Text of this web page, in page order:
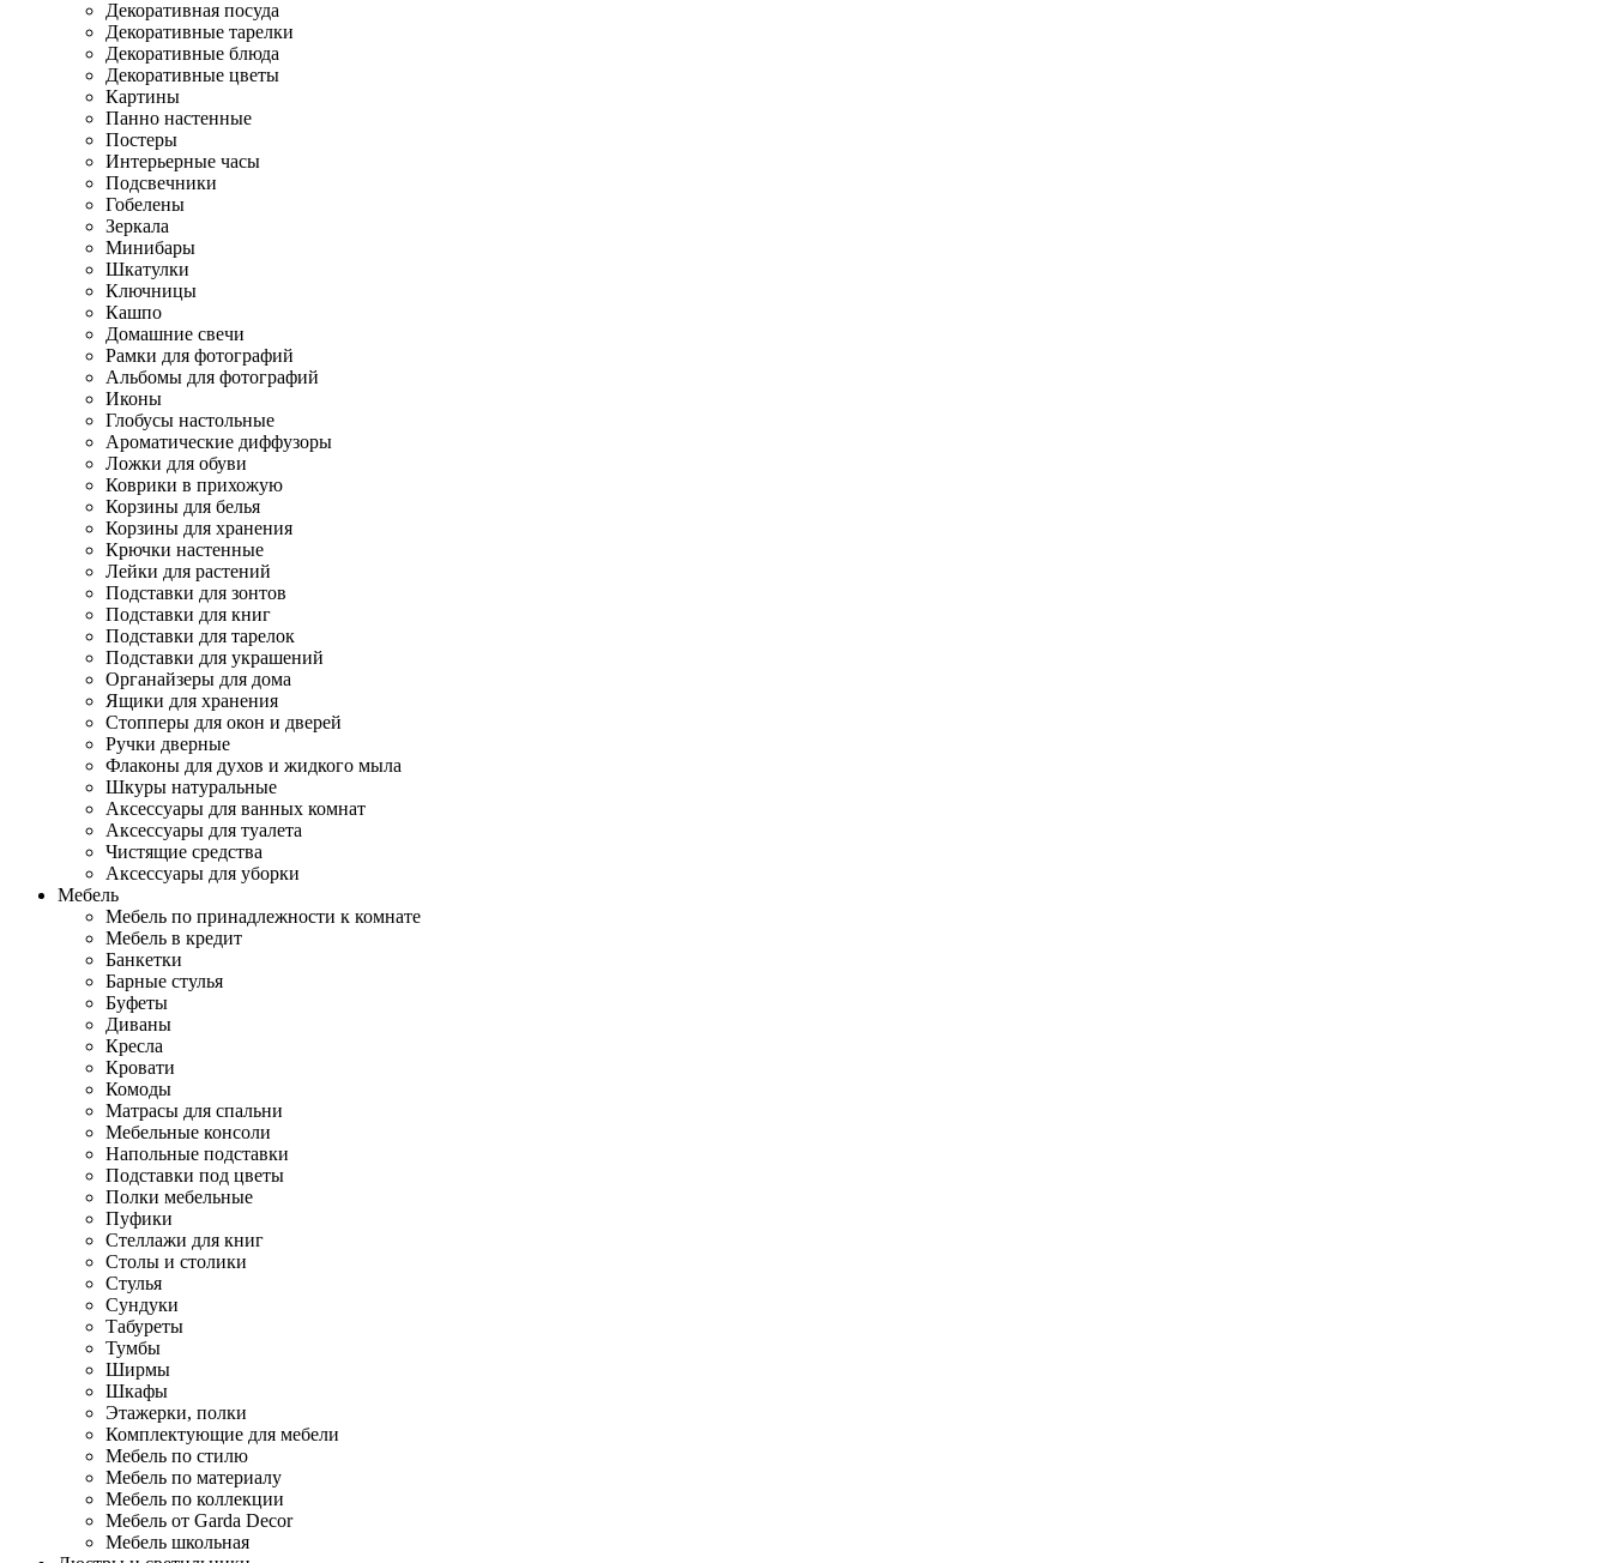
Декоративная посуда
Декоративные тарелки
Декоративные блюда
Декоративные цветы
Картины
Панно настенные
Постеры
Интерьерные часы
Подсвечники
Гобелены
Зеркала
Минибары
Шкатулки
Ключницы
Кашпо
Домашние свечи
Рамки для фотографий
Альбомы для фотографий
Иконы
Глобусы настольные
Ароматические диффузоры
Ложки для обуви
Коврики в прихожую
Корзины для белья
Корзины для хранения
Крючки настенные
Лейки для растений
Подставки для зонтов
Подставки для книг
Подставки для тарелок
Подставки для украшений
Органайзеры для дома
Ящики для хранения
Стопперы для окон и дверей
Ручки дверные
Флаконы для духов и жидкого мыла
Шкуры натуральные
Аксессуары для ванных комнат
Аксессуары для туалета
Чистящие средства
Аксессуары для уборки
Мебель
Мебель по принадлежности к комнате
Мебель в кредит
Банкетки
Барные стулья
Буфеты
Диваны
Кресла
Кровати
Комоды
Матрасы для спальни
Мебельные консоли
Напольные подставки
Подставки под цветы
Полки мебельные
Пуфики
Стеллажи для книг
Столы и столики
Стулья
Сундуки
Табуреты
Тумбы
Ширмы
Шкафы
Этажерки, полки
Комплектующие для мебели
Мебель по стилю
Мебель по материалу
Мебель по коллекции
Мебель от Garda Decor
Мебель школьная